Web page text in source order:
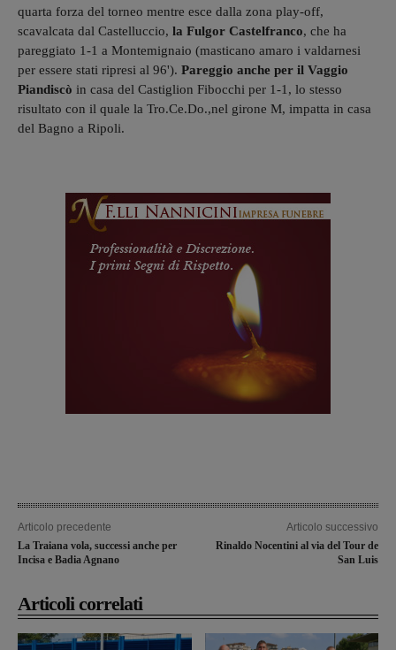
quarta forza del torneo mentre esce dalla zona play-off,
scavalcata dal Castelluccio, la Fulgor Castelfranco, che ha
pareggiato 1-1 a Montemignaio (masticano amaro i valdarnesi
per essere stati ripresi al 96'). Pareggio anche per il Vaggio
Piandiscò in casa del Castiglion Fibocchi per 1-1, lo stesso
risultato con il quale la Tro.Ce.Do.,nel girone M, impatta in casa
del Bagno a Ripoli.
Articolo precedente
La Traiana vola, successi anche per
Incisa e Badia Agnano
Articolo successivo
Rinaldo Nocentini al via del Tour de
San Luis
Articoli correlati